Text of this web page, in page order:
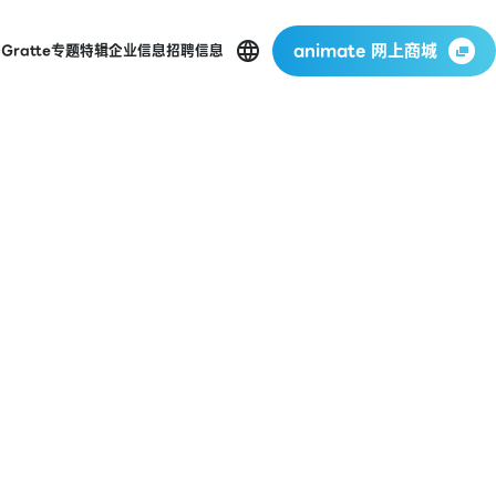
Gratte专题特辑企业信息招聘信息 animate 网上商城